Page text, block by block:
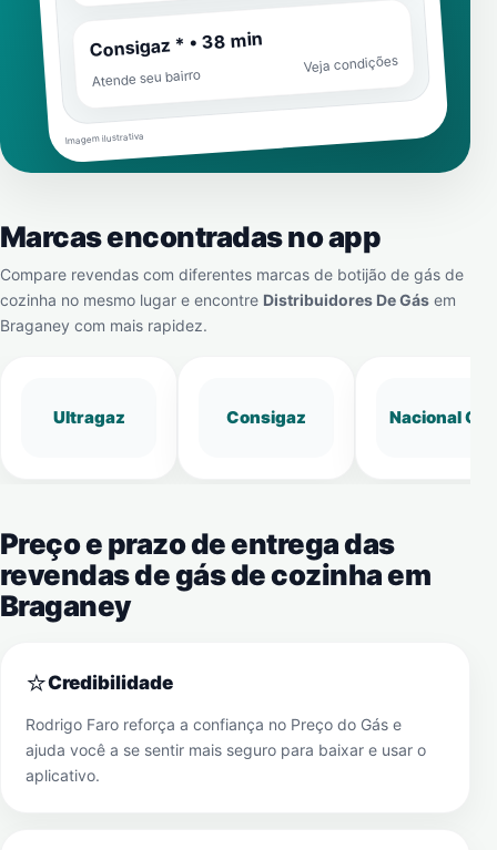
Consigaz * • 38 min
Atende seu bairro
Veja condições
Imagem ilustrativa
Marcas encontradas no app
Compare revendas com diferentes marcas de botijão de gás de
cozinha no mesmo lugar e encontre Distribuidores De Gás em
Braganey com mais rapidez.
Ultragaz Consigaz Nacional Gás
Preço e prazo de entrega das
revendas de gás de cozinha em
Braganey
⭐Credibilidade
Rodrigo Faro reforça a confiança no Preço do Gás e
ajuda você a se sentir mais seguro para baixar e usar o
aplicativo.